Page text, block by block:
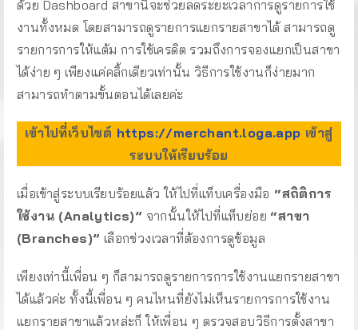
ด้วย Dashboard สาขานี้จะช่วยลดระยะเวลาการดูรายการใช้
งานทั้งหมด โดยสามารถดูรายการแยกรายสาขาได้ สามารถดู
รายการการให้แต้ม การใช้เครดิต รวมถึงการจองแยกเป็นสาขา
ได้ง่าย ๆ เพียงแค่คลิ้กเดียวเท่านั้น วิธีการใช้งานก็ง่ายมาก
สามารถทำตามขั้นตอนได้เลยค่ะ
เข้าไปที่เว็บไซต์ https://merchant.loga.app เข้าสู่
ระบบให้เรียบร้อย
เมื่อเข้าสู่ระบบเรียบร้อยแล้ว ให้ไปที่แท็บเครื่องมือ “สถิติการ
ใช้งาน (Analytics)” จากนั้นให้ไปที่แท็บย่อย “สาขา
(Branches)” เลือกช่วงเวลาที่ต้องการดูข้อมูล
เพียงเท่านี้เพื่อน ๆ ก็สามารถดูรายการการใช้งานแยกรายสาขา
ได้แล้วค่ะ ทั้งนี้เพื่อน ๆ คนไหนที่ยังไม่เห็นรายการการใช้งาน
แยกรายสาขาแล้วหล่ะก็ ให้เพื่อน ๆ ตรวจสอบวิธีการตั้งสาขา